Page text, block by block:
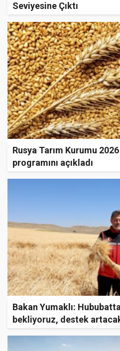
Seviyesine Çıktı
Rusya Tarım Kurumu
programını açıkladı
Bakan Yumaklı:
bekliyoruz, destek